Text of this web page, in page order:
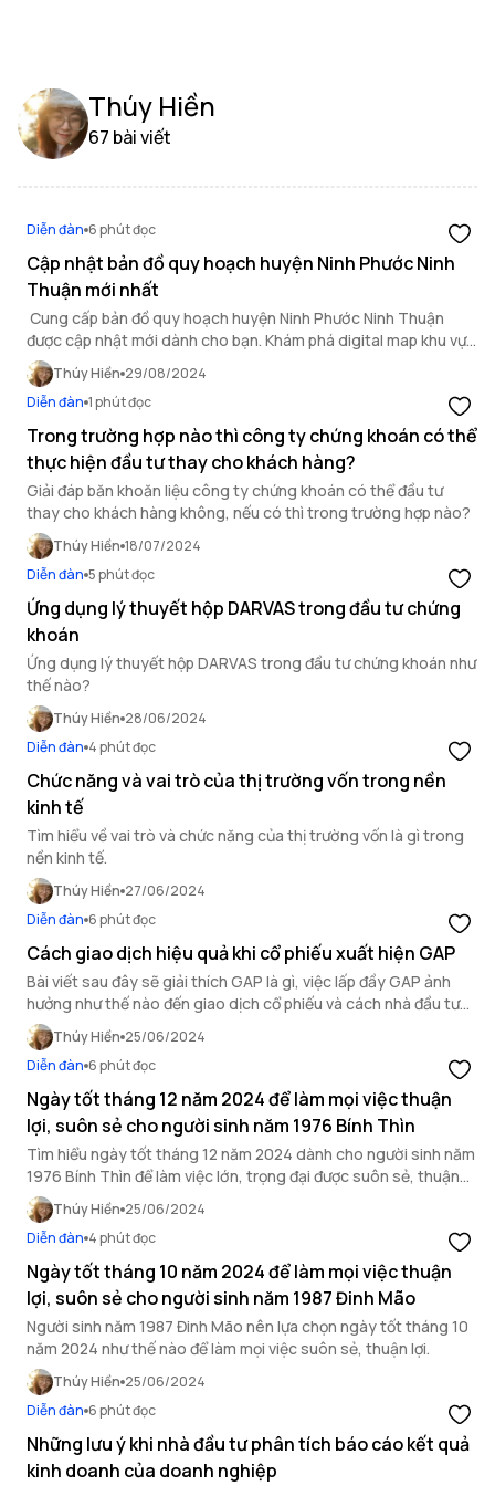
Thúy Hiền
67 bài viết
Diễn đàn 6 phút đọc
Cập nhật bản đồ quy hoạch huyện Ninh Phước Ninh
Thuận mới nhất
Cung cấp bản đồ quy hoạch huyện Ninh Phước Ninh Thuận
được cập nhật mới dành cho bạn. Khám phá digital map khu vực
ngay tại bài viết.
Thúy Hiền 29/08/2024
Diễn đàn 1 phút đọc
Trong trường hợp nào thì công ty chứng khoán có thể
thực hiện đầu tư thay cho khách hàng?
Giải đáp băn khoăn liệu công ty chứng khoán có thể đầu tư
thay cho khách hàng không, nếu có thì trong trường hợp nào?
Thúy Hiền 18/07/2024
Diễn đàn 5 phút đọc
Ứng dụng lý thuyết hộp DARVAS trong đầu tư chứng
khoán
Ứng dụng lý thuyết hộp DARVAS trong đầu tư chứng khoán như
thế nào?
Thúy Hiền 28/06/2024
Diễn đàn 4 phút đọc
Chức năng và vai trò của thị trường vốn trong nền
kinh tế
Tìm hiểu về vai trò và chức năng của thị trường vốn là gì trong
nền kinh tế.
Thúy Hiền 27/06/2024
Diễn đàn 6 phút đọc
Cách giao dịch hiệu quả khi cổ phiếu xuất hiện GAP
Bài viết sau đây sẽ giải thích GAP là gì, việc lấp đầy GAP ảnh
hưởng như thế nào đến giao dịch cổ phiếu và cách nhà đầu tư
chứng khoán có thể tránh được sự chênh lệch giá này.
Thúy Hiền 25/06/2024
Diễn đàn 6 phút đọc
Ngày tốt tháng 12 năm 2024 để làm mọi việc thuận
lợi, suôn sẻ cho người sinh năm 1976 Bính Thìn
Tìm hiểu ngày tốt tháng 12 năm 2024 dành cho người sinh năm
1976 Bính Thìn để làm việc lớn, trọng đại được suôn sẻ, thuận
lợi.
Thúy Hiền 25/06/2024
Diễn đàn 4 phút đọc
Ngày tốt tháng 10 năm 2024 để làm mọi việc thuận
lợi, suôn sẻ cho người sinh năm 1987 Đinh Mão
Người sinh năm 1987 Đinh Mão nên lựa chọn ngày tốt tháng 10
năm 2024 như thế nào để làm mọi việc suôn sẻ, thuận lợi.
Thúy Hiền 25/06/2024
Diễn đàn 6 phút đọc
Những lưu ý khi nhà đầu tư phân tích báo cáo kết quả
kinh doanh của doanh nghiệp